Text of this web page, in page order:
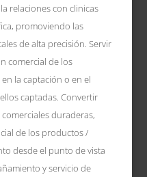
relaciones con clinicas
promoviendo las
de alta precisión. Servir
comercial de los
la captación o en el
captadas. Convertir
duraderas,
de los productos /
desde el punto de vista
y servicio de